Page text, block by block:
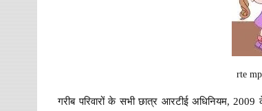
rte
गरीब परिवारों के सभी छात्र आरटीई अधिनियम,